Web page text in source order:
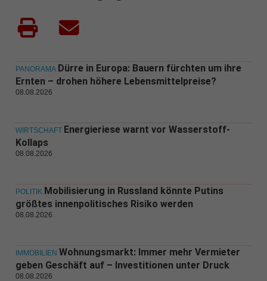
PANORAMA Dürre in Europa: Bauern fürchten um ihre
Ernten – drohen höhere Lebensmittelpreise?
08.08.2026
WIRTSCHAFT Energieriese warnt vor Wasserstoff-
Kollaps
08.08.2026
POLITIK Mobilisierung in Russland könnte Putins
größtes innenpolitisches Risiko werden
08.08.2026
IMMOBILIEN Wohnungsmarkt: Immer mehr Vermieter
geben Geschäft auf – Investitionen unter Druck
08.08.2026